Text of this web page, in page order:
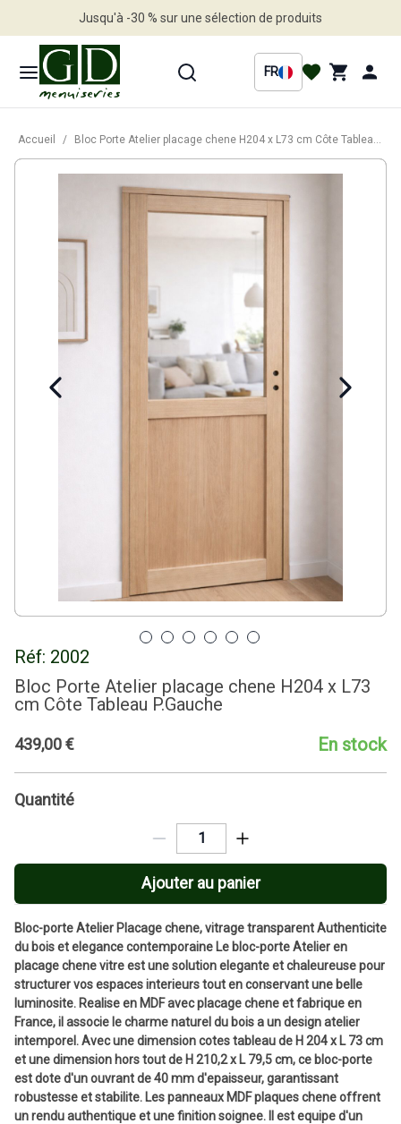
Jusqu'à -30 % sur une sélection de produits
FR
Accueil / Bloc Porte Atelier placage chene H204 x L73 cm Côte Tableau P.Gauche
Réf: 2002
Bloc Porte Atelier placage chene H204 x L73
cm Côte Tableau P.Gauche
439,00€ En stock
Quantité
Ajouter au panier
Bloc-porte Atelier Placage chene, vitrage transparent Authenticite
du bois et elegance contemporaine Le bloc-porte Atelier en
placage chene vitre est une solution elegante et chaleureuse pour
structurer vos espaces interieurs tout en conservant une belle
luminosite. Realise en MDF avec placage chene et fabrique en
France, il associe le charme naturel du bois a un design atelier
intemporel. Avec une dimension cotes tableau de H 204 x L 73 cm
et une dimension hors tout de H 210,2 x L 79,5 cm, ce bloc-porte
est dote d'un ouvrant de 40 mm d'epaisseur, garantissant
robustesse et stabilite. Les panneaux MDF plaques chene offrent
un rendu authentique et une finition soignee. Il est equipe d'un